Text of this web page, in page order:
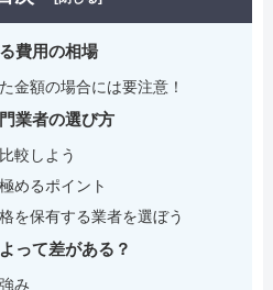
費用の相場
金額の場合には要注意！
業者の選び方
較しよう
めるポイント
を保有する業者を選ぼう
って差がある？
み